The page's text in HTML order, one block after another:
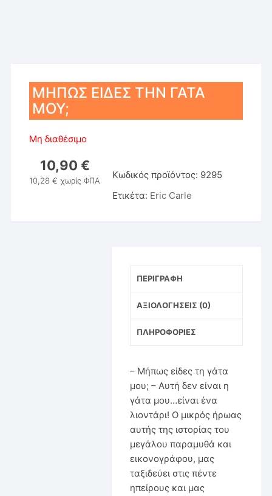
ΜΗΠΩΣ ΕΙΔΕΣ ΤΗΝ ΓΑΤΑ
ΜΟΥ;
Μη διαθέσιμο
10,90 €
10,28€ χωρίς ΦΠΑ Κωδικός προϊόντος: 9295
Ετικέτα: Eric Carle
ΠΕΡΙΓΡΑΦΉ
ΑΞΙΟΛΟΓΉΣΕΙΣ (0)
ΠΛΗΡΟΦΟΡΊΕΣ
– Μήπως είδες τη γάτα
μου; – Αυτή δεν είναι η
γάτα μου…είναι ένα
λιοντάρι! Ο μικρός ήρωας
αυτής της ιστορίας του
μεγάλου παραμυθά και
εικονογράφου, μας
ταξιδεύει στις πέντε
ηπείρους και μας